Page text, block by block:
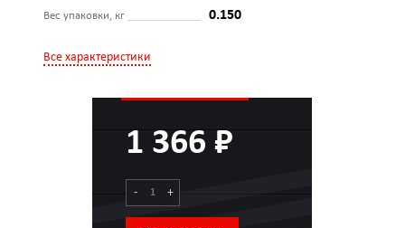
Вес упаковки, кг 0.150
Все характеристики
1 366 ₽
- +